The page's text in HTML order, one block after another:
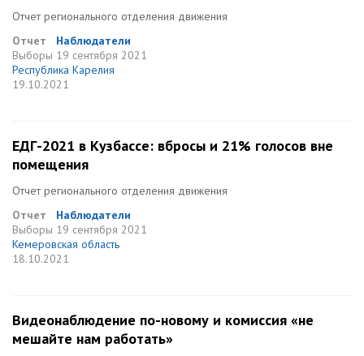
Отчет регионального отделения движения
Отчет
Наблюдатели
Выборы 19 сентября 2021
Республика Карелия
19.10.2021
ЕДГ-2021 в Кузбассе: вбросы и 21% голосов вне
помещения
Отчет регионального отделения движения
Отчет
Наблюдатели
Выборы 19 сентября 2021
Кемеровская область
18.10.2021
Видеонаблюдение по-новому и комиссия «не
мешайте нам работать»